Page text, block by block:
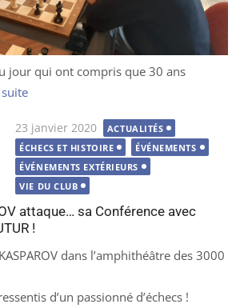
jour qui ont compris que 30 ans
Publié
le
23 janvier 2020
ACTUALITÉS
ÉCHECS ET HISTOIRE
ÉVÉNEMENTS
ÉVÉNEMENTS EXTÉRIEURS
VIE DU CLUB
attaque… sa Conférence avec
!
dans l’amphithéâtre des 3000
d’un passionné d’échecs !